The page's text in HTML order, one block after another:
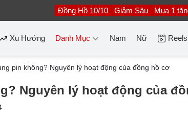
Đồng Hồ 10/10 Giảm Sâu Mua 1
Xu Hướng Danh Mục Nam Nữ Reels
pin không? Nguyên lý hoạt động của đồng hồ cơ
Nguyên lý hoạt động của